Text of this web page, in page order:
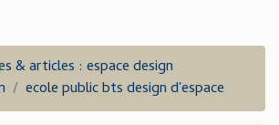
& articles : espace design
ecole public bts design d'espace